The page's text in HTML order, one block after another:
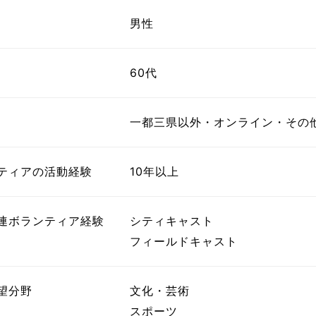
男性
60代
一都三県以外・オンライン・その
ィアの活動経験 10年以上
ボランティア経験
シティキャスト
フィールドキャスト
分野
文化・芸術
スポーツ